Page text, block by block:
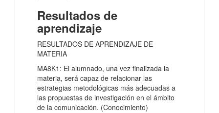
Resultados de
aprendizaje
RESULTADOS DE APRENDIZAJE DE
MATERIA
MA8K1: El alumnado, una vez finalizada la
materia, será capaz de relacionar las
estrategias metodológicas más adecuadas a
las propuestas de investigación en el ámbito
de la comunicación. (Conocimiento)